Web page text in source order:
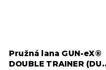
Pružná lana GUN-eX®
DOUBLE TRAINER